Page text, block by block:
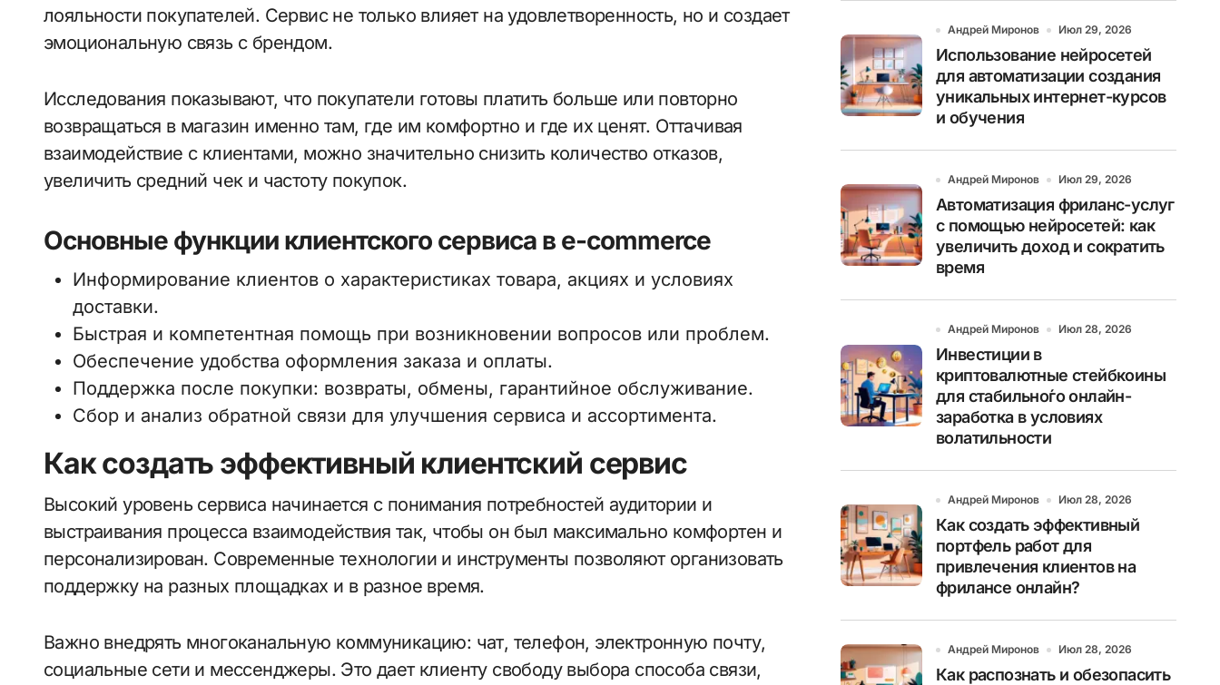
лояльности покупателей. Сервис не только влияет на удовлетворенность, но и создает
эмоциональную связь с брендом.
Исследования показывают, что покупатели готовы платить больше или повторно
возвращаться в магазин именно там, где им комфортно и где их ценят. Оттачивая
взаимодействие с клиентами, можно значительно снизить количество отказов,
увеличить средний чек и частоту покупок.
Основные функции клиентского сервиса в e-commerce
Информирование клиентов о характеристиках товара, акциях и условиях
доставки.
Быстрая и компетентная помощь при возникновении вопросов или проблем.
Обеспечение удобства оформления заказа и оплаты.
Поддержка после покупки: возвраты, обмены, гарантийное обслуживание.
Сбор и анализ обратной связи для улучшения сервиса и ассортимента.
Как создать эффективный клиентский сервис
Высокий уровень сервиса начинается с понимания потребностей аудитории и
выстраивания процесса взаимодействия так, чтобы он был максимально комфортен и
персонализирован. Современные технологии и инструменты позволяют организовать
поддержку на разных площадках и в разное время.
Важно внедрять многоканальную коммуникацию: чат, телефон, электронную почту,
социальные сети и мессенджеры. Это дает клиенту свободу выбора способа связи,
Андрей Миронов Июл 29, 2026
Использование нейросетей
для автоматизации создания
уникальных интернет-курсов
и обучения
Андрей Миронов Июл 29, 2026
Автоматизация фриланс-услуг
с помощью нейросетей: как
увеличить доход и сократить
время
Андрей Миронов Июл 28, 2026
Инвестиции в
криптовалютные стейбкоины
для стабильно́го онлайн-
заработка в условиях
волатильности
Андрей Миронов Июл 28, 2026
Как создать эффективный
портфель работ для
привлечения клиентов на
фрилансе онлайн?
Андрей Миронов Июл 28, 2026
Как распознать и обезопасить